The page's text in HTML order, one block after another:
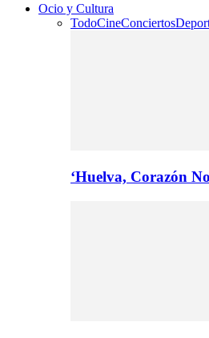
Ocio y Cultura
TodoCineConciertos
‘Huelva, Corazón